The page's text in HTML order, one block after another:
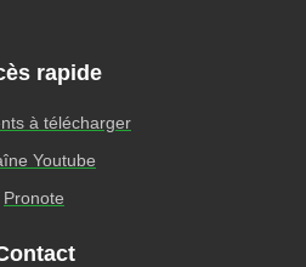
rapide
à télécharger
Youtube
Pronote